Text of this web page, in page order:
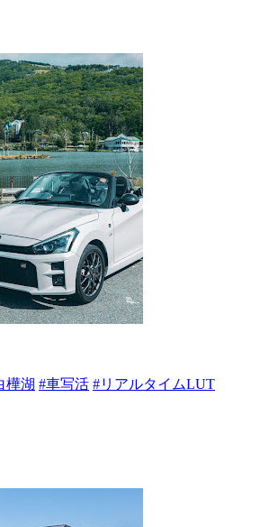
樺湖 #車写活 #リアルタイムLUT